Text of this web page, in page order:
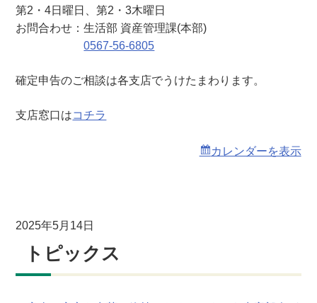
）
第2・4日曜日、第2・3木曜日
お問合わせ：生活部 資産管理課(本部)
0567-56-6805
確定申告のご相談は各支店でうけたまわります。
支店窓口はコチラ
カレンダーを表示
2025年5月14日
トピックス